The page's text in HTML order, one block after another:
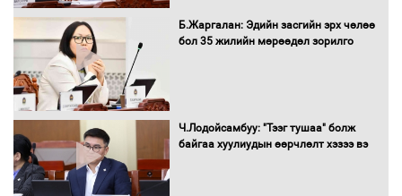
эрэгтэйчүүдийн волейболын тэмцээнд
оролцож байгаа баг тамирчдад
Автобензин, дизель түлшний онцгой
Б.Жаргалан: Эдийн засгийн эрх чөлөө
бол 35 жилийн мөрөөдөл зорилго
Ч.Лодойсамбуу: "Тээг тушаа" болж
байгаа хуулиудын өөрчлөлт хэзээ вэ